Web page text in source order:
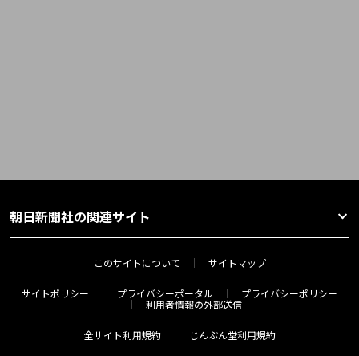
朝日新聞社の関連サイト
このサイトについて サイトマップ
サイトポリシー プライバシーポータル
プライバシーポリシー
利用者情報の外部送信
全サイト利用規約 じんぶん堂利用規約